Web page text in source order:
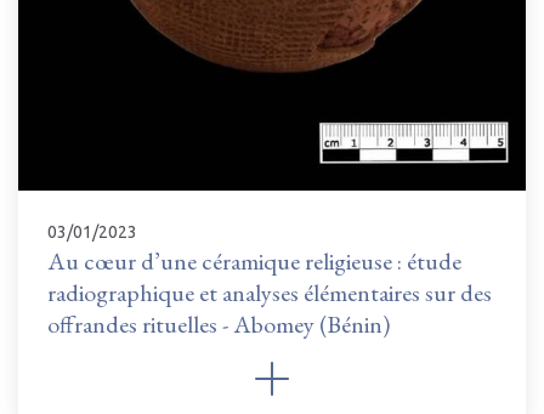
03/01/2023
Au cœur d’une céramique religieuse : étude
radiographique et analyses élémentaires sur des
offrandes rituelles - Abomey (Bénin)